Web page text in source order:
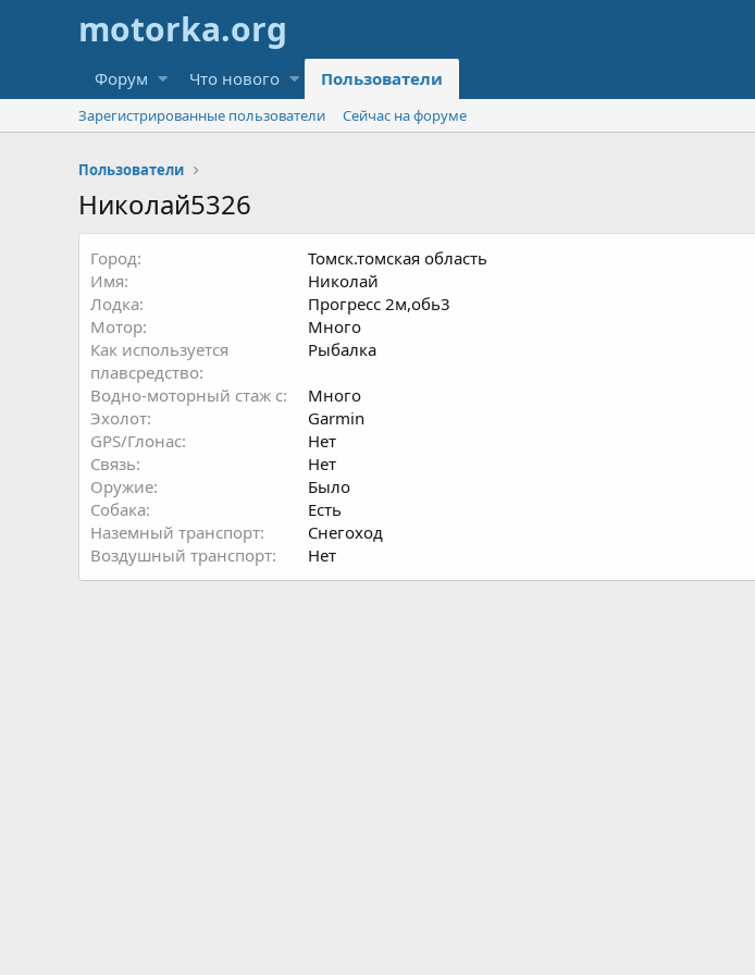
Форум Что нового Пользователи
Зарегистрированные пользователи Сейчас на форуме
Пользователи
Николай5326
Город
Томск.томская область
Имя
Николай
Лодка
Прогресс 2м,обь3
Мотор
Много
Как используется
плавсредство
Рыбалка
Водно-моторный стаж с
Много
Эхолот
Garmin
GPS/Глонас
Нет
Связь
Нет
Оружие
Было
Собака
Есть
Наземный транспорт
Снегоход
Воздушный транспорт
Нет